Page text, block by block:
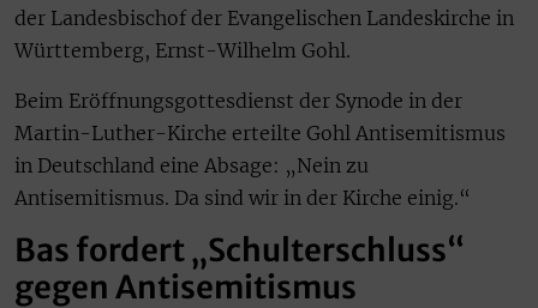
der Landesbischof der Evangelischen Landeskirche in
Württemberg, Ernst-Wilhelm Gohl.
Beim Eröffnungsgottesdienst der Synode in der
Martin-Luther-Kirche erteilte Gohl Antisemitismus
in Deutschland eine Absage: „Nein zu
Antisemitismus. Da sind wir in der Kirche einig.“
Bas fordert „Schulterschluss“
gegen Antisemitismus